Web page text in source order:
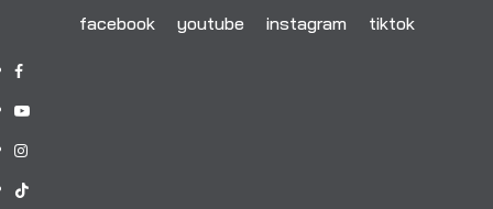
facebook youtube instagram tiktok
facebook
youtube
instagram
tiktok